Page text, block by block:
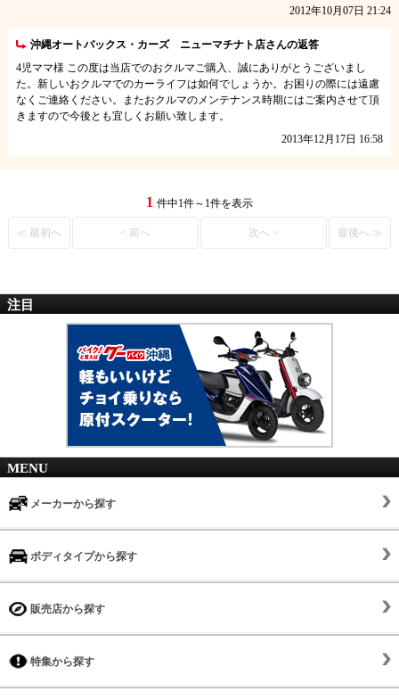
2012年10月07日 21:24
沖縄オートバックス・カーズ ニューマチナト店さんの返答
4児ママ様 この度は当店でのおクルマご購入、誠にありがとうございまし
た。新しいおクルマでのカーライフは如何でしょうか。お困りの際には遠慮
なくご連絡ください。またおクルマのメンテナンス時期にはご案内させて頂
きますので今後とも宜しくお願い致します。
2013年12月17日 16:58
1 件中1件～1件を表示
≪ 最初へ < 前へ 次へ > 最後へ ≫
注目
MENU
メーカーから探す
ボディタイプから探す
販売店から探す
特集から探す